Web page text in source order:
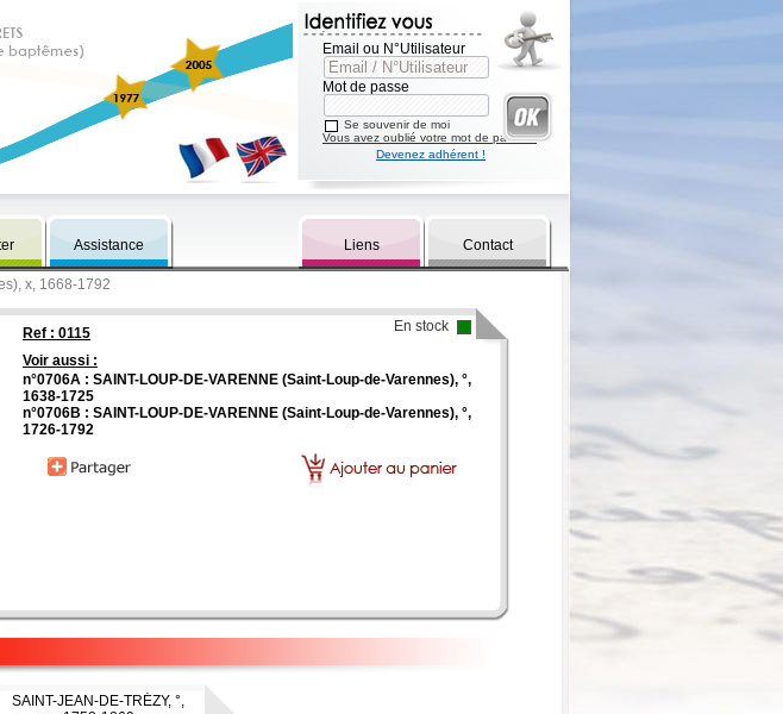
Email ou N°Utilisateur
Mot de passe
Se souvenir de moi
Vous avez oublié votre mot de passe ?
Devenez adhérent !
Assistance Liens Contact
x, 1668-1792
En stock
Ref : 0115
Voir aussi :
n°0706A : SAINT-LOUP-DE-VARENNE (Saint-Loup-de-Varennes), °,
1638-1725
n°0706B : SAINT-LOUP-DE-VARENNE (Saint-Loup-de-Varennes), °,
1726-1792
SAINT-JEAN-DE-TRÉZY, °,